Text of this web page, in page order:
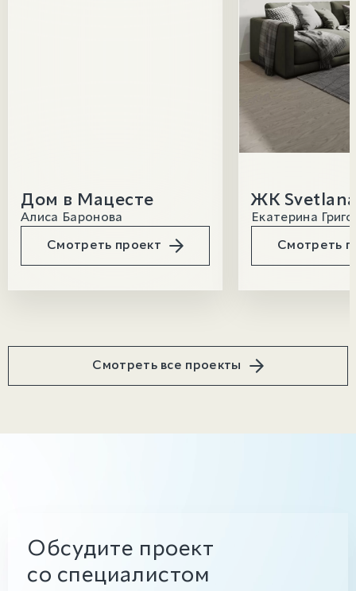
Дом в Мацесте
Алиса Баронова
Смотреть проект
ЖК
Екатерина
Смотреть
Смотреть все проекты
Обсудите проект
со специалистом